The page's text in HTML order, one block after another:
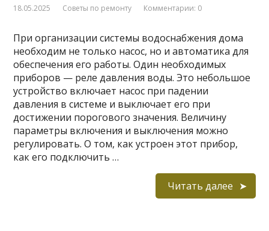
18.05.2025 Советы по ремонту Комментарии: 0
При организации системы водоснабжения дома
необходим не только насос, но и автоматика для
обеспечения его работы. Один необходимых
приборов — реле давления воды. Это небольшое
устройство включает насос при падении
давления в системе и выключает его при
достижении порогового значения. Величину
параметры включения и выключения можно
регулировать. О том, как устроен этот прибор,
как его подключить …
Читать далее